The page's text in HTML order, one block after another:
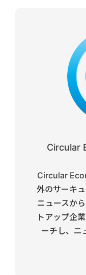
Circular
Circular
外のサーキ
ニュースか
トアップ企
ーチし、ニ